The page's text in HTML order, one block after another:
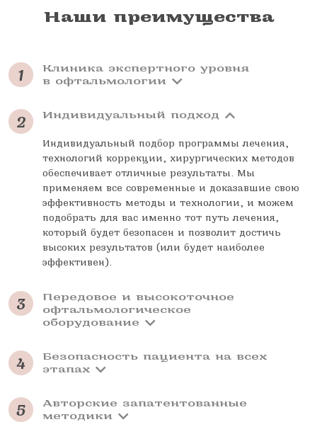
Наши преимущества
1
Клиника экспертного уровня
в офтальмологии
2 Индивидуальный подход
Индивидуальный подбор программы лечения,
технологий коррекции, хирургических методов
обеспечивает отличные результаты. Мы
применяем все современные и доказавшие свою
эффективность методы и технологии, и можем
подобрать для вас именно тот путь лечения,
который будет безопасен и позволит достичь
высоких результатов (или будет наиболее
эффективен).
3
Передовое и высокоточное
офтальмологическое
оборудование
4
Безопасность пациента на всех
этапах
5
Авторские запатентованные
методики